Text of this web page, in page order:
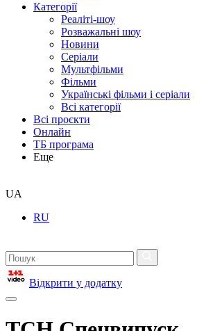
Категорії
Реаліті-шоу
Розважальні шоу
Новини
Серіали
Мультфільми
Фільми
Українські фільми і серіали
Всі категорії
Всі проєкти
Онлайн
ТБ програма
Еще
UA
RU
Відкрити у додатку